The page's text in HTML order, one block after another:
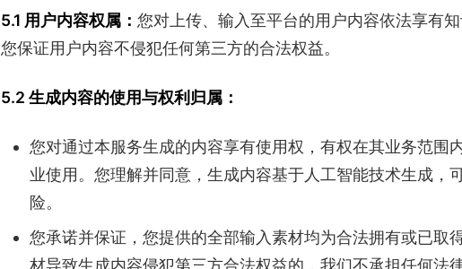
5.1 用户内容权属： 您对上传、输入至平台的用户内容依法享有知
您保证用户内容不侵犯任何第三方的合法权益。
5.2 生成内容的使用与权利归属：
您对通过本服务生成的内容享有使用权，有权在其业务范围
业使用。您理解并同意，生成内容基于人工智能技术生成，
险。
您承诺并保证，您提供的全部输入素材均为合法拥有或已取
材导致生成内容侵犯第三方合法权益的，我们不承担任何法